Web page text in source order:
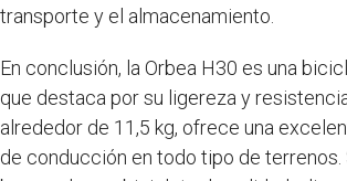
transporte y el almacenamiento.
En conclusión, la Orbea H30 es una
que destaca por su ligereza y
alrededor de 11,5 kg, ofrece una
de conducción en todo tipo de terrenos.